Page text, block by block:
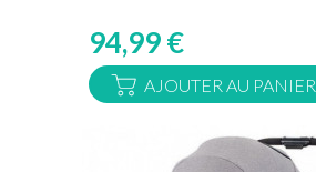
94,99 €
AJOUTER AU PANIER